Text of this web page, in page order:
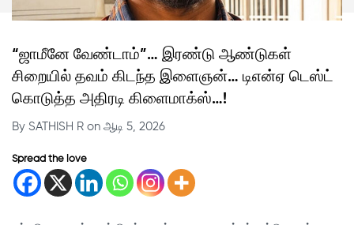
“ஜாமீனே வேண்டாம்”… இரண்டு ஆண்டுகள்
சிறையில் தவம் கிடந்த இளைஞன்… டிஎன்ஏ டெஸ்ட்
கொடுத்த அதிரடி கிளைமாக்ஸ்…!
By SATHISH R on ஆடி 5, 2026
Spread the love